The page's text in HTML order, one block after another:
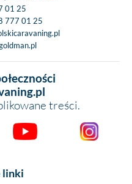
01 25
777 01 25
treści.
linki